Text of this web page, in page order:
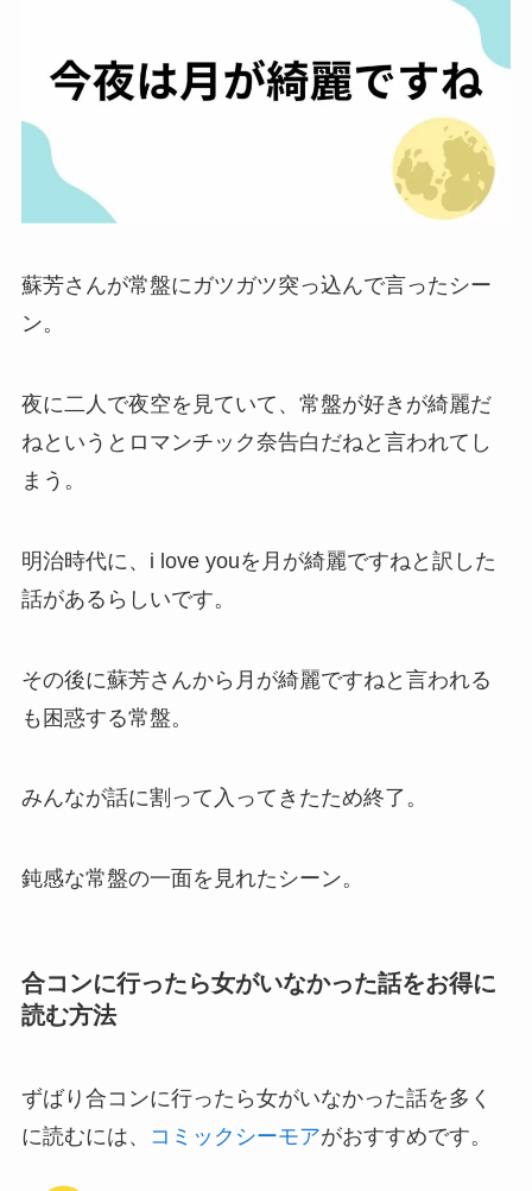
蘇芳さんが常盤にガツガツ突っ込んで言ったシー
ン。
夜に二人で夜空を見ていて、常盤が好きが綺麗だ
ねというとロマンチック奈告白だねと言われてし
まう。
明治時代に、i love youを月が綺麗ですねと訳した
話があるらしいです。
その後に蘇芳さんから月が綺麗ですねと言われる
も困惑する常盤。
みんなが話に割って入ってきたため終了。
鈍感な常盤の一面を見れたシーン。
合コンに行ったら女がいなかった話をお得に
読む方法
ずばり合コンに行ったら女がいなかった話を多く
に読むには、
コミックシーモアがおすすめです。